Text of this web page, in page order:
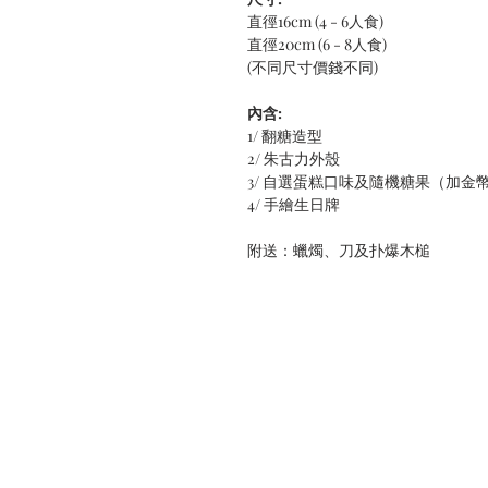
直徑16cm (4 - 6人食)
直徑20cm (6 - 8人食)
(不同尺寸價錢不同)
內含:
1/ 翻糖造型
2/ 朱古力外殼
3/ 自選蛋糕口味及隨機糖果（加金
4/ 手繪生日牌
附送：蠟燭、刀及扑爆木槌